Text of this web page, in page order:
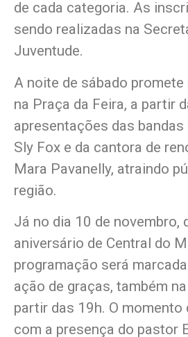
de cada categoria. As
sendo realizadas na
Juventude.
A noite de sábado
na Praça da Feira, a partir
apresentações das bandas
Sly Fox e da cantora de
Mara Pavanelly, atraindo
região.
Já no dia 10 de novembro,
aniversário de Central do
programação será
ação de graças, também
partir das 19h. O momento
com a presença do pastor